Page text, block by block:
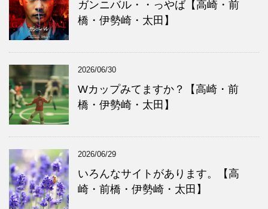
ー
ガンニバル・・っやば【高崎・前
橋・伊勢崎・太田】
2026/06/30
Wカップみてますか？【高崎・前
橋・伊勢崎・太田】
2026/06/29
いろんなサイトがあります。【高
崎・前橋・伊勢崎・太田】